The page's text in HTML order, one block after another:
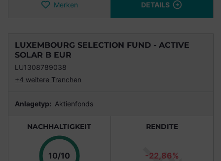
Merken DETAILS
LUXEMBOURG SELECTION FUND - ACTIVE
SOLAR B EUR
LU1308789038
+4 weitere Tranchen
Anlagetyp: Aktienfonds
NACHHALTIGKEIT
10/10 Punkte
RENDITE
-22,86%